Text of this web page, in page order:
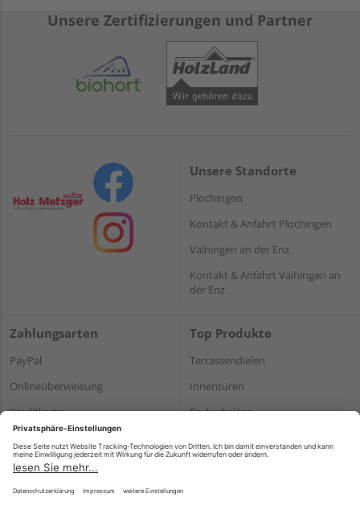
Unsere Zertifizierungen und Partner
Unsere Standorte
Plochingen
Kontakt & Anfahrt Plochingen
Vaihingen an der Enz
Kontakt & Anfahrt Vaihingen an
der Enz
Zahlungsarten
PayPal
Onlineüberweisung
Kreditkarte
*Bonität vorausgesetzt
Top Produkte
Terrassendielen
Innentüren
Bodenbeläge